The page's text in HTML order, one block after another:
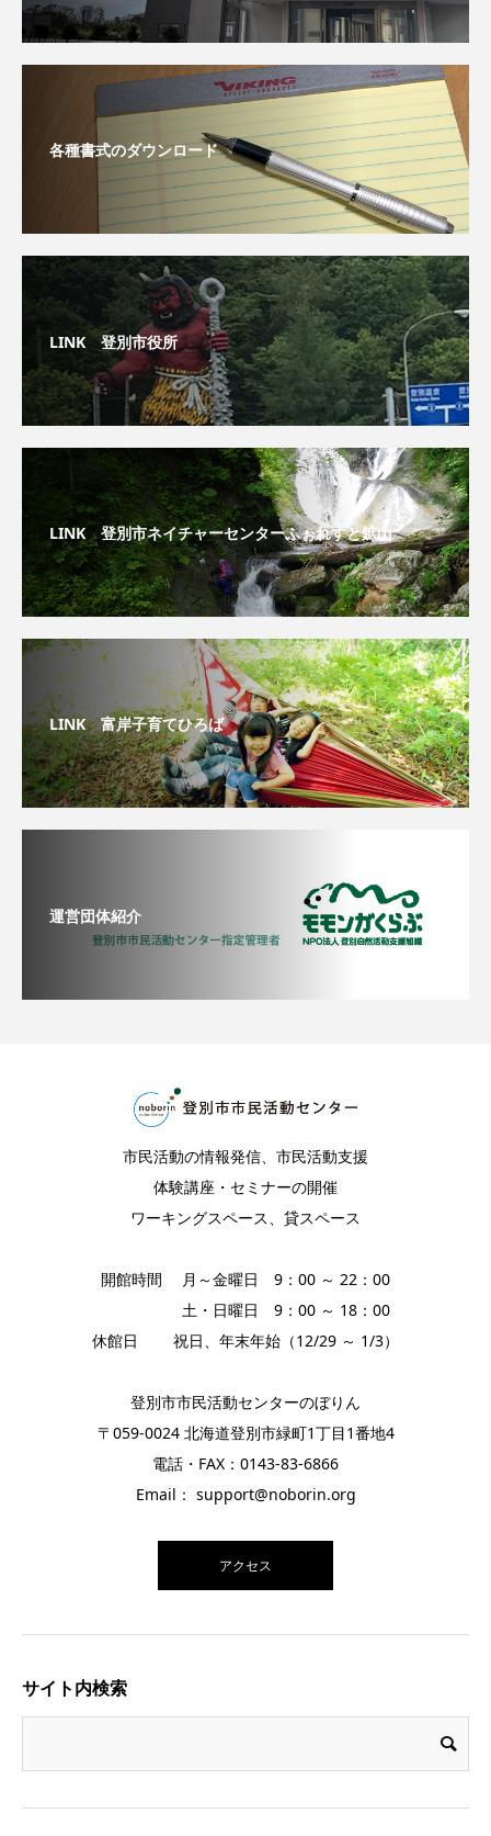
各種書式のダウンロード
LINK 登別市役所
LINK 登別市ネイチャーセンターふぉれすと鉱山
LINK 富岸子育てひろば
運営団体紹介
市民活動の情報発信、市民活動支援
体験講座・セミナーの開催
ワーキングスペース、貸スペース
開館時間 月～金曜日 9：00 ～ 22：00
土・日曜日 9：00 ～ 18：00
休館日 祝日、年末年始（12/29 ～ 1/3）
登別市市民活動センターのぼりん
〒059-0024 北海道登別市緑町1丁目1番地4
電話・FAX：0143-83-6866
Email： support@noborin.org
アクセス
サイト内検索